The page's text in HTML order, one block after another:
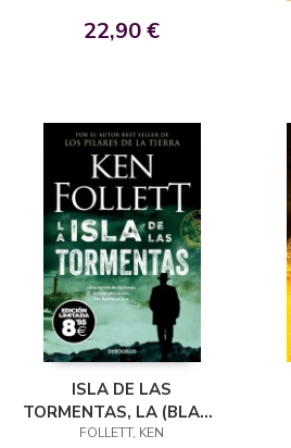
22,90 €
ISLA DE LAS
TORMENTAS, LA (BLACK
FRIDAY)
FOLLETT, KEN